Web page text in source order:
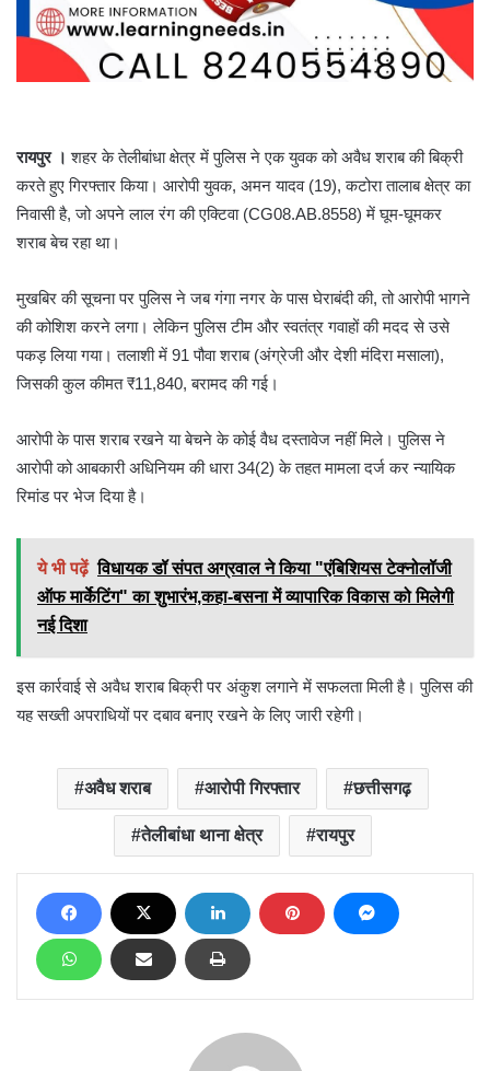
रायपुर । शहर के तेलीबांधा क्षेत्र में पुलिस ने एक युवक को अवैध शराब की बिक्री
करते हुए गिरफ्तार किया। आरोपी युवक, अमन यादव (19), कटोरा तालाब क्षेत्र का
निवासी है, जो अपने लाल रंग की एक्टिवा (CG08.AB.8558) में घूम-घूमकर
शराब बेच रहा था।
मुखबिर की सूचना पर पुलिस ने जब गंगा नगर के पास घेराबंदी की, तो आरोपी भागने
की कोशिश करने लगा। लेकिन पुलिस टीम और स्वतंत्र गवाहों की मदद से उसे
पकड़ लिया गया। तलाशी में 91 पौवा शराब (अंग्रेजी और देशी मंदिरा मसाला),
जिसकी कुल कीमत ₹11,840, बरामद की गई।
आरोपी के पास शराब रखने या बेचने के कोई वैध दस्तावेज नहीं मिले। पुलिस ने
आरोपी को आबकारी अधिनियम की धारा 34(2) के तहत मामला दर्ज कर न्यायिक
रिमांड पर भेज दिया है।
ये भी पढ़ें विधायक डॉ संपत अग्रवाल ने किया "एंबिशियस टेक्नोलॉजी
ऑफ मार्केटिंग" का शुभारंभ,कहा-बसना में व्यापारिक विकास को मिलेगी
नई दिशा
इस कार्रवाई से अवैध शराब बिक्री पर अंकुश लगाने में सफलता मिली है। पुलिस की
यह सख्ती अपराधियों पर दबाव बनाए रखने के लिए जारी रहेगी।
अवैध शराब आरोपी गिरफ्तार छत्तीसगढ़
तेलीबांधा थाना क्षेत्र रायपुर